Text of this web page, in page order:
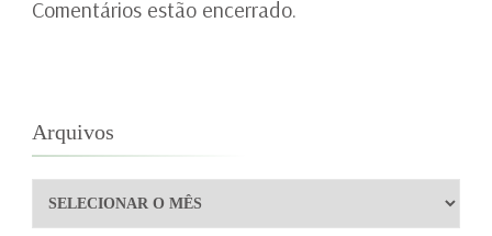
Comentários estão encerrado.
Arquivos
Arquivos